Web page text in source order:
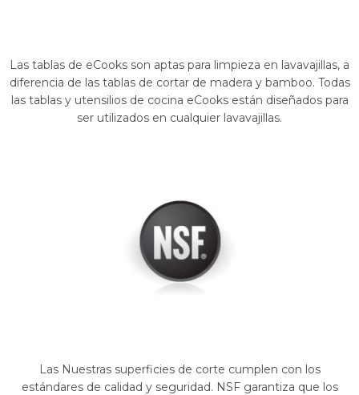
Las tablas de eCooks son aptas para limpieza en lavavajillas, a
diferencia de las tablas de cortar de madera y bamboo. Todas
las tablas y utensilios de cocina eCooks están diseñados para
ser utilizados en cualquier lavavajillas.
Las Nuestras superficies de corte cumplen con los
estándares de calidad y seguridad. NSF garantiza que los